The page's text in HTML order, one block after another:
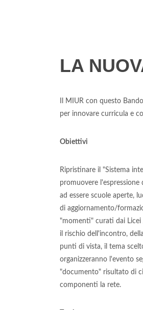
LA
Il MIUR con questo
per innovare curricula e
Obiettivi
Ripristinare il "Sistema
promuovere
ad essere scuole aperte,
di aggiornamento/
"momenti" curati dai
il rischio dell'incontro,
punti di vista, il tema
organizzeranno l'evento
"documento" risultato di
componenti la rete.